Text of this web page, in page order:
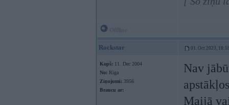
Rockstar 01. Oct 2023,
Kopš: 11. Dec 2004
No: Rīga
Ziņojumi: 3956
Braucu ar:
Nav
Maijā